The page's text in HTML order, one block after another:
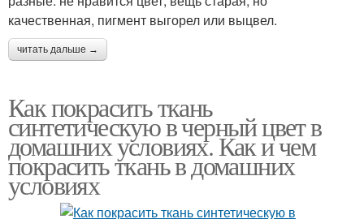
качественная, пигмент выгорел или выцвел.
читать дальше →
Как покрасить ткань
синтетическую в черный цвет в
домашних условиях. Как и чем
покрасить ткань в домашних
условиях